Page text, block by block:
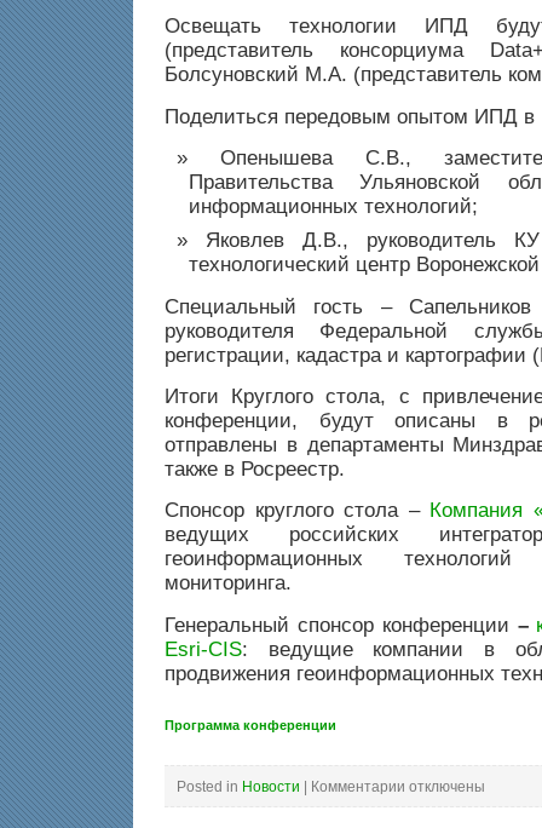
Освещать технологии ИПД
(представитель консорциума
Болсуновский М.А. (представитель
Поделиться передовым опытом ИПД в
Опенышева С.В.,
Правительства Ульяновской
информационных технологий;
Яковлев Д.В., руководитель
технологический центр
Специальный гость –
руководителя Федеральной
регистрации, кадастра и картографии
Итоги Круглого стола, с
конференции, будут описаны в
отправлены в департаменты
также в Росреестр.
Спонсор круглого стола – Компания
ведущих российских
геоинформационных
мониторинга.
Генеральный спонсор конференции –
Esri-CIS:
ведущие компании в
продвижения геоинформационных
Программа конференции
Posted in Новости | Комментарии
Круглый
отключены